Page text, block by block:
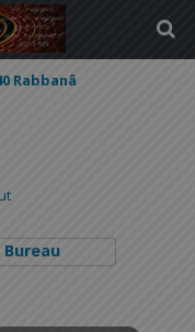
Rabbanâ
Bureau